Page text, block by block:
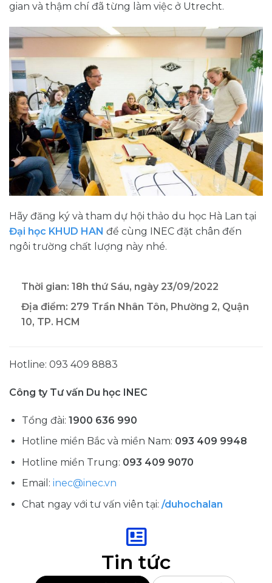
gian và thậm chí đã từng làm việc ở Utrecht.
Hãy đăng ký và tham dự hội thảo du học Hà Lan tại
Đại học KHUD HAN để cùng INEC đặt chân đến
ngôi trường chất lượng này nhé.
Thời gian: 18h thứ Sáu, ngày 23/09/2022
Địa điểm: 279 Trần Nhân Tôn, Phường 2, Quận
10, TP. HCM
Hotline: 093 409 8883
Công ty Tư vấn Du học INEC
Tổng đài: 1900 636 990
Hotline miền Bắc và miền Nam: 093 409 9948
Hotline miền Trung: 093 409 9070
Email: inec@inec.vn
Chat ngay với tư vấn viên tại: /duhochalan
Tin tức